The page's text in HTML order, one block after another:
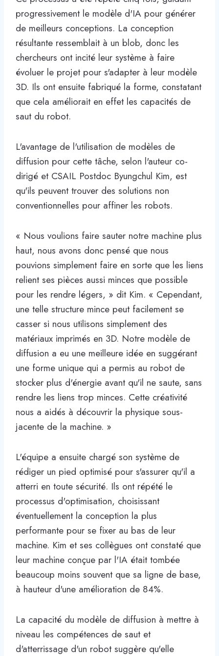
progressivement le modèle d'IA pour générer
de meilleurs conceptions. La conception
résultante ressemblait à un blob, donc les
chercheurs ont incité leur système à faire
évoluer le projet pour s'adapter à leur modèle
3D. Ils ont ensuite fabriqué la forme, constatant
que cela améliorait en effet les capacités de
saut du robot.
L'avantage de l'utilisation de modèles de
diffusion pour cette tâche, selon l'auteur co-
dirigé et CSAIL Postdoc Byungchul Kim, est
qu'ils peuvent trouver des solutions non
conventionnelles pour affiner les robots.
« Nous voulions faire sauter notre machine plus
haut, nous avons donc pensé que nous
pouvions simplement faire en sorte que les liens
relient ses pièces aussi minces que possible
pour les rendre légers, » dit Kim. « Cependant,
une telle structure mince peut facilement se
casser si nous utilisons simplement des
matériaux imprimés en 3D. Notre modèle de
diffusion a eu une meilleure idée en suggérant
une forme unique qui a permis au robot de
stocker plus d'énergie avant qu'il ne saute, sans
rendre les liens trop minces. Cette créativité
nous a aidés à découvrir la physique sous-
jacente de la machine. »
L'équipe a ensuite chargé son système de
rédiger un pied optimisé pour s'assurer qu'il a
atterri en toute sécurité. Ils ont répété le
processus d'optimisation, choisissant
éventuellement la conception la plus
performante pour se fixer au bas de leur
machine. Kim et ses collègues ont constaté que
leur machine conçue par l'IA était tombée
beaucoup moins souvent que sa ligne de base,
à hauteur d'une amélioration de 84%.
La capacité du modèle de diffusion à mettre à
niveau les compétences de saut et
d'atterrissage d'un robot suggère qu'elle